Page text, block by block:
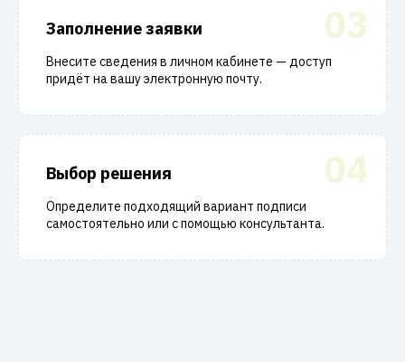
03
Заполнение заявки
Внесите сведения в личном кабинете — доступ
придёт на вашу электронную почту.
04
Выбор решения
Определите подходящий вариант подписи
самостоятельно или с помощью консультанта.